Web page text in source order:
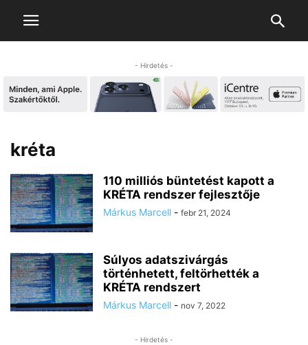
- Hirdetés -
kréta
110 milliós büntetést kapott a
KRÉTA rendszer fejlesztője
Márkus Marcell - febr 21, 2024
Súlyos adatszivárgás
történhetett, feltörhették a
KRÉTA rendszert
Márkus Marcell - nov 7, 2022
- Hirdetés -